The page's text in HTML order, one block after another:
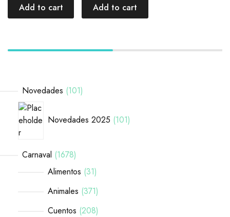
Add to cart Add to cart
Novedades 101
Novedades 2025 101
Carnaval 1678
Alimentos 31
Animales 371
Cuentos 208